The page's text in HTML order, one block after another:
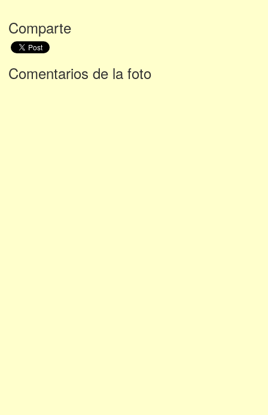
Comparte
Comentarios de la foto